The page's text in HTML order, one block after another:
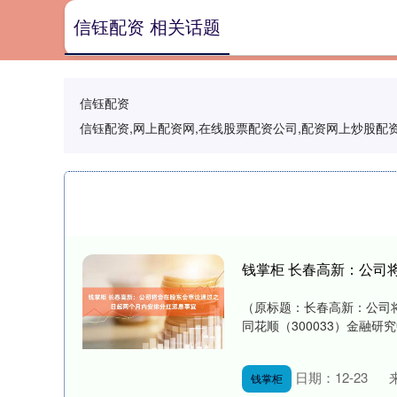
信钰配资
信钰配资,网上配资网,在线股票配资公司,配资网上炒股配
信钰配资 相关话题
钱掌柜 长春高新：公司
（原标题：长春高新：公
同花顺（300033）金融研
钱掌柜 日期：12-23